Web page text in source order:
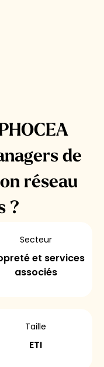
de
réseau
?
Secteur
et services
associés
Taille
ETI